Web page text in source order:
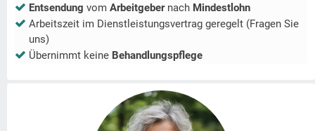
Entsendung vom Arbeitgeber nach Mindestlohn
Arbeitszeit im Dienstleistungsvertrag geregelt (Fragen Sie
uns)
Übernimmt keine Behandlungspflege